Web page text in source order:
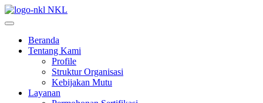
NKL
Beranda
Tentang Kami
Profile
Struktur Organisasi
Kebijakan Mutu
Layanan